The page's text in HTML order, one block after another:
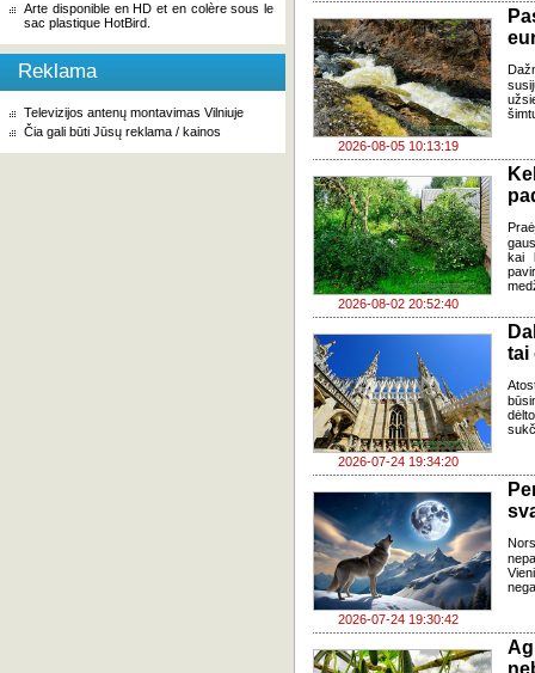
Arte disponible en HD et en colère sous le
sac plastique HotBird.
Reklama
Televizijos antenų montavimas Vilniuje
Čia gali būti Jūsų reklama / kainos
2026-08-05 10:13:19
2026-08-02 20:52:40
kai
2026-07-24 19:34:20
tai
2026-07-24 19:30:42